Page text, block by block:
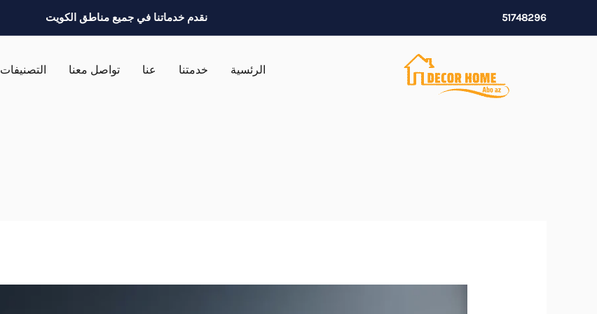
إلى
51748296 نقدم خدماتنا في جميع مناطق الكويت
الرئسية خدمتنا عنا تواصل معنا التصنيفات